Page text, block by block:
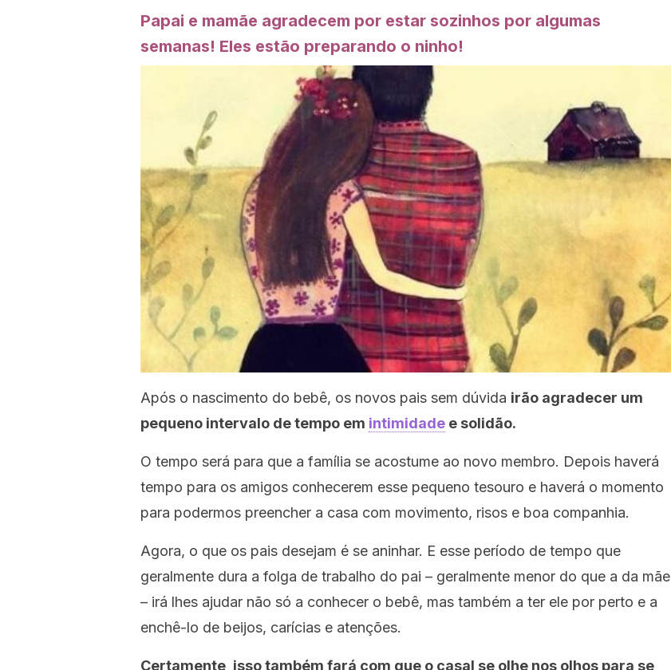
Papai e mamãe agradecem por estar sozinhos por algumas
semanas! Eles estão preparando o ninho!
Após o nascimento do bebê, os novos pais sem dúvida irão agradecer um
pequeno intervalo de tempo em intimidade e solidão.
O tempo será para que a família se acostume ao novo membro. Depois haverá
tempo para os amigos conhecerem esse pequeno tesouro e haverá o momento
para podermos preencher a casa com movimento, risos e boa companhia.
Agora, o que os pais desejam é se aninhar. E esse período de tempo que
geralmente dura a folga de trabalho do pai – geralmente menor do que a da mãe
– irá lhes ajudar não só a conhecer o bebê, mas também a ter ele por perto e a
enchê-lo de beijos, carícias e atenções.
Certamente, isso também fará com que o casal se olhe nos olhos para se